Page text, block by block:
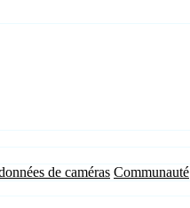
de caméras Communauté